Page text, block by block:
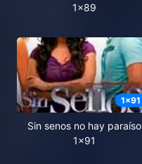
1x89
1x91
Sin senos no hay paraíso
1x91